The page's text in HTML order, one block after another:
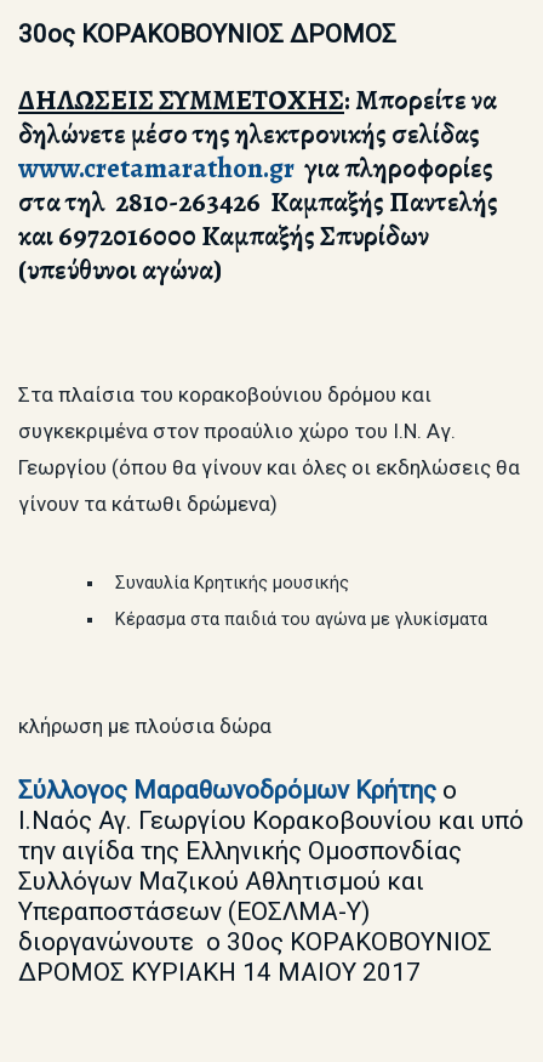
30ος ΚΟΡΑΚΟΒΟΥΝΙΟΣ ΔΡΟΜΟΣ
ΔΗΛΩΣΕΙΣ ΣΥΜΜΕΤΟΧΗΣ:Μπορείτε να
δηλώνετε μέσο της ηλεκτρονικής σελίδας
www.cretamarathon.gr για πληροφορίες
στα τηλ 2810-263426 Καμπαξής Παντελής
και 6972016000 Καμπαξής Σπυρίδων
(υπεύθυνοι αγώνα)
Στα πλαίσια του κορακοβούνιου δρόμου και
συγκεκριμένα στον προαύλιο χώρο του Ι.Ν. Αγ.
Γεωργίου (όπου θα γίνουν και όλες οι εκδηλώσεις θα
γίνουν τα κάτωθι δρώμενα)
Συναυλία Κρητικής μουσικής
Κέρασμα στα παιδιά του αγώνα με γλυκίσματα
κλήρωση με πλούσια δώρα
Σύλλογος Μαραθωνοδρόμων Κρήτης ο
Ι.Ναός Αγ. Γεωργίου Κορακοβουνίου και υπό
την αιγίδα της Ελληνικής Ομοσπονδίας
Συλλόγων Μαζικού Αθλητισμού και
Υπεραποστάσεων (ΕΟΣΛΜΑ-Υ)
διοργανώνουτε ο 30ος ΚΟΡΑΚΟΒΟΥΝΙΟΣ
ΔΡΟΜΟΣ KYΡIAKH 14 MAIOY 2017